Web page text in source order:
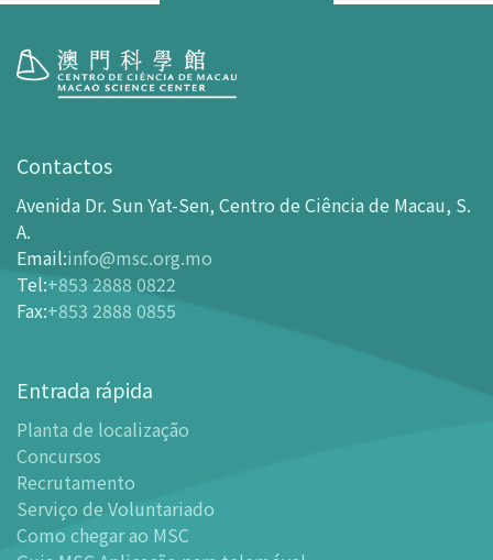
Horário de Funcionamento
Como chegar ao MSC
Bilheteira
- Comprar Ingressos On-line
- Ingressos e Tabela de Descontos
- Planta de localização
- Guia MSC Aplicação para telemóvel
Instalações
-
Mundo das Crianças
- Centro de Exibições
Contactos
Avenida Dr. Sun Yat-Sen, Centro de Ciência de Macau, S.
A.
Email:info@msc.org.mo
Tel:+853 2888 0822
Fax:+853 2888 0855
Entrada rápida
Planta de localização
Concursos
Recrutamento
Serviço de Voluntariado
Como chegar ao MSC